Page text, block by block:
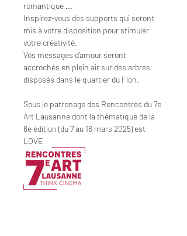
romantique ...
Inspirez-vous des supports qui seront
mis à votre disposition pour stimuler
votre créativité.
Vos messages d’amour seront
accrochés en plein air sur des arbres
disposés dans le quartier du Flon.
Sous le patronage des Rencontres du 7e
Art Lausanne dont la thématique de la
8e édition (du 7 au 16 mars 2025) est
LOVE